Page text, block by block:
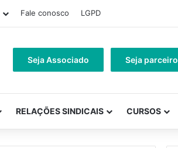
Fale conosco LGPD
Seja Associado Seja parceiro
RELAÇÕES SINDICAIS CURSOS